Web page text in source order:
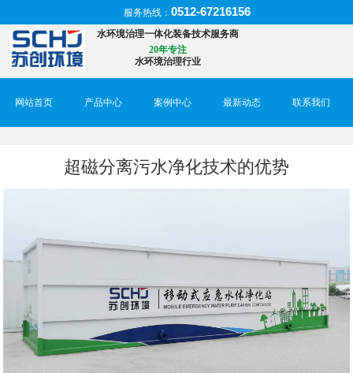
服务热线：0512-67216156
水环境治理一体化装备技术服务商
20年专注
水环境治理行业
网站首页 产品中心 案例中心 最新动态 联系我们
超磁分离污水净化技术的优势